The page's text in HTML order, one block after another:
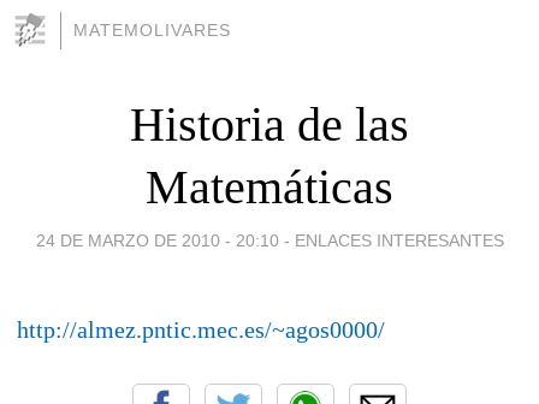
MATEMOLIVARES
Historia de las
Matemáticas
24 DE MARZO DE 2010 - 20:10 - ENLACES INTERESANTES
http://almez.pntic.mec.es/~agos0000/